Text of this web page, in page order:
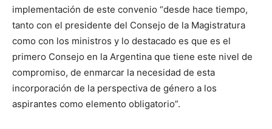
implementación de este convenio “desde hace tiempo,
tanto con el presidente del Consejo de la Magistratura
como con los ministros y lo destacado es que es el
primero Consejo en la Argentina que tiene este nivel de
compromiso, de enmarcar la necesidad de esta
incorporación de la perspectiva de género a los
aspirantes como elemento obligatorio”.